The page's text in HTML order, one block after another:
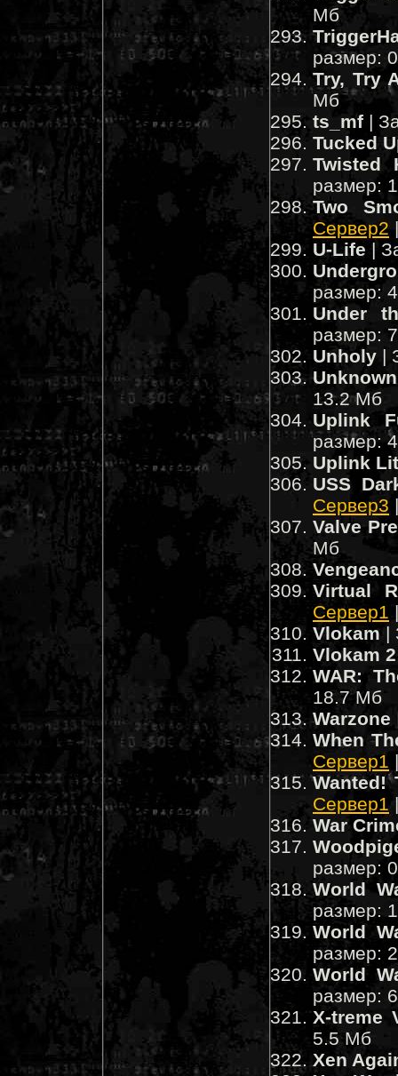
Мб
размер:
Try, Try
Мб
ts_mf |
Tucked
Twisted
размер:
Two
Сервер2
U-Life |
размер:
Under
размер:
Unholy |
13.2 Мб
Uplink
размер:
Uplink
USS
Сервер3
Valve
Мб
Virtual
Сервер1
Vlokam|
Vlokam 2
WAR:
18.7 Мб
Warzone
When
Сервер1
Wanted!
Сервер1
War
размер:
World
размер:
World
размер:
World
размер:
X-treme
5.5 Мб
Xen